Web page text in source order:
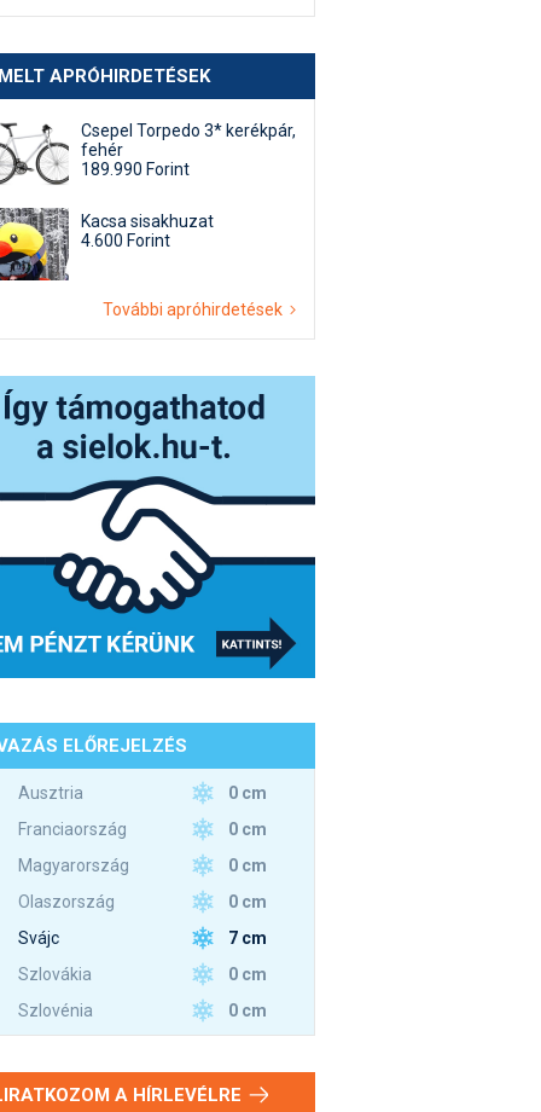
APRÓHIRDETÉSEK
Csepel Torpedo 3* kerékpár,
fehér
189.990 Forint
Kacsa sisakhuzat
4.600 Forint
További apróhirdetések
ELŐREJELZÉS
Ausztria
0 cm
Franciaország
0 cm
Magyarország
0 cm
Olaszország
0 cm
Svájc
7 cm
Szlovákia
0 cm
Szlovénia
0 cm
A HÍRLEVÉLRE